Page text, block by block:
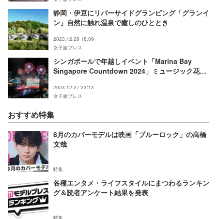
静岡・伊豆にリバーサイドグランピング「グランイ
ン」自然に触れ温泉で癒しのひととき
2023.12.28 18:09
女子旅プレス
シンガポールで年越しイベント「Marina Bay
Singapore Countdown 2024」ミュージック花火
2023.12.27 23:13
女子旅プレス
おすすめ特集
8月のカバーモデルは映画「ブルーロック」の高橋
文哉
特集
各種エンタメ・ライフスタイルにまつわるランキン
グ＆読者アンケート結果を発表